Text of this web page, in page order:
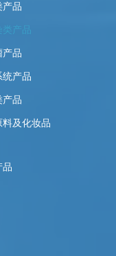
产品
类产品
产品
统产品
产品
料及化妆品
品